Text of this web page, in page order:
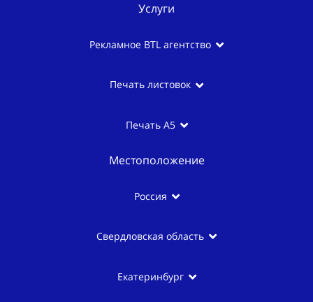
Услуги
Рекламное BTL агентство
Печать листовок
Печать A5
Местоположение
Россия
Свердловская область
Екатеринбург